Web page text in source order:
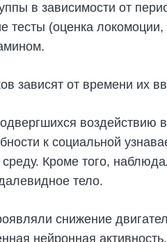
в зависимости от
(оценка
зависят от времени их
воздействию
к социальной
Кроме того,
тело.
снижение
нейронная